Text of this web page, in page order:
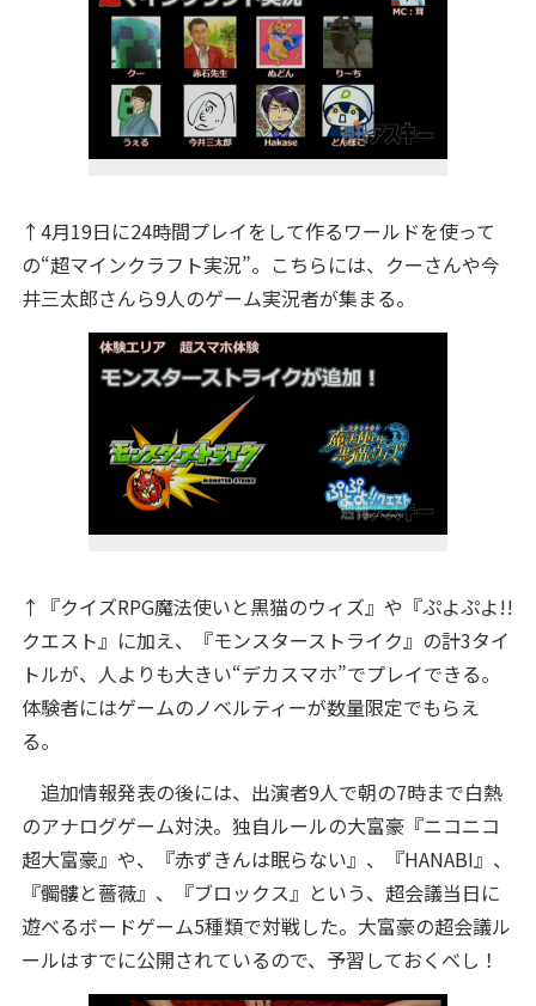
↑4月19日に24時間プレイをして作るワールドを使って
の“超マインクラフト実況”。こちらには、クーさんや今
井三太郎さんら9人のゲーム実況者が集まる。
↑『クイズRPG魔法使いと黒猫のウィズ』や『ぷよぷよ!!
クエスト』に加え、『モンスターストライク』の計3タイ
トルが、人よりも大きい“デカスマホ”でプレイできる。
体験者にはゲームのノベルティーが数量限定でもらえ
る。
追加情報発表の後には、出演者9人で朝の7時まで白熱
のアナログゲーム対決。独自ルールの大富豪『ニコニコ
超大富豪』や、『赤ずきんは眠らない』、『HANABI』、
『髑髏と薔薇』、『ブロックス』という、超会議当日に
遊べるボードゲーム5種類で対戦した。大富豪の超会議ル
ールはすでに公開されているので、予習しておくべし！